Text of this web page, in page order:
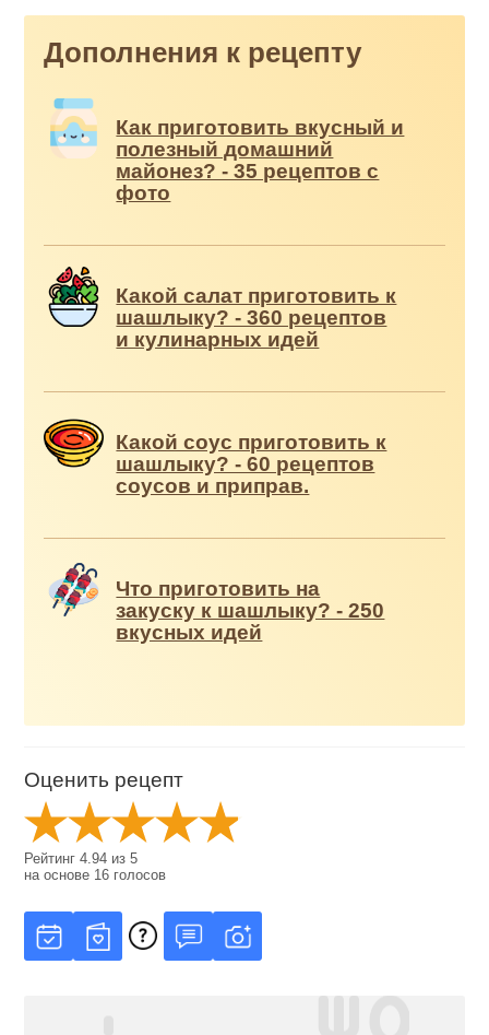
Дополнения к рецепту
Как приготовить вкусный и
полезный домашний
майонез? - 35 рецептов с
фото
Какой салат приготовить к
шашлыку? - 360 рецептов
и кулинарных идей
Какой соус приготовить к
шашлыку? - 60 рецептов
соусов и приправ.
Что приготовить на
закуску к шашлыку? - 250
вкусных идей
Оценить рецепт
Рейтинг4.94 из5
на основе 16 голосов